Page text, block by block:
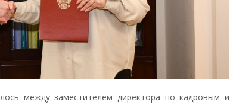
между заместителем директора по кадровым и